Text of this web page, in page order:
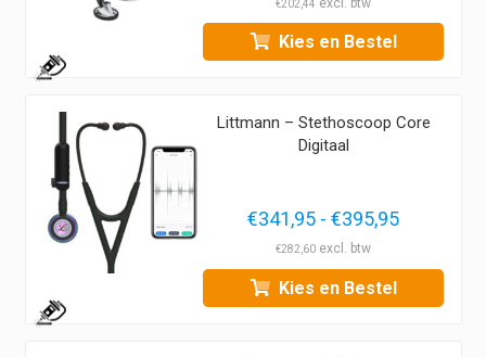
1
tot
€264,95
€202,44
Kies en Bestel
1
Littmann – Stethoscoop Core
Digitaal
€341,95 - €395,95
tot
€395,95
€282,60
Kies en Bestel